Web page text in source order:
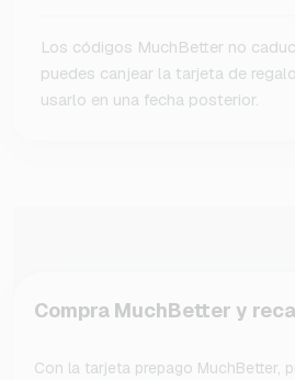
Los códigos MuchBetter no
puedes canjear la tarjeta de
usarlo en una fecha posterior.
Compra MuchBetter y
Con la tarjeta prepago MuchBetter,